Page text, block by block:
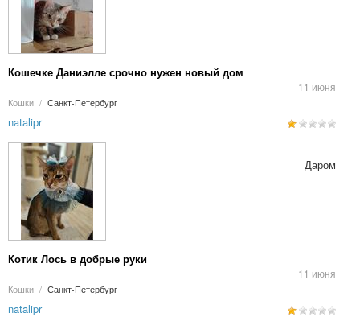
Кошечке Даниэлле срочно нужен новый дом
11 июня
Кошки / Санкт-Петербург
natalipr
Котик Лось в добрые руки
11 июня
Кошки / Санкт-Петербург
Даром
natalipr